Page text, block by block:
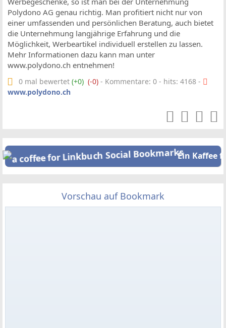
Polydono AG genau richtig. Man profitiert nicht nur von
einer umfassenden und persönlichen Beratung, auch bietet
die Unternehmung langjährige Erfahrung und die
Möglichkeit, Werbeartikel individuell erstellen zu lassen.
Mehr Informationen dazu kann man unter
www.polydono.ch entnehmen!
0 mal bewertet (+0) (-0) - Kommentare: 0 - hits: 4168 -
www.polydono.ch
Ein Kaffee
Vorschau auf Bookmark